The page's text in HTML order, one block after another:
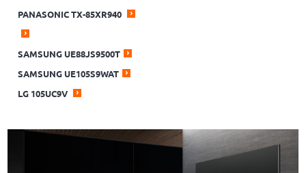
PANASONIC TX-85XR940
SAMSUNG UE88JS9500T
SAMSUNG UE105S9WAT
LG 105UC9V